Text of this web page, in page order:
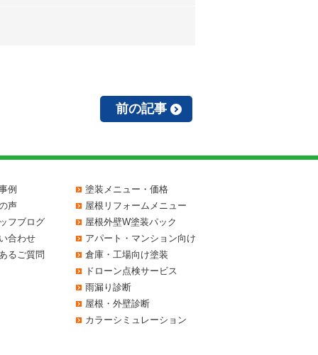
前の記事
例
声
フブログ
合わせ
るご質問
塗装メニュー・価格
屋根リフォームメニュー
屋根外壁W塗装パック
アパート・マンション向け
倉庫・工場向け塗装
ドローン点検サービス
雨漏り診断
屋根・外壁診断
カラーシミュレーション